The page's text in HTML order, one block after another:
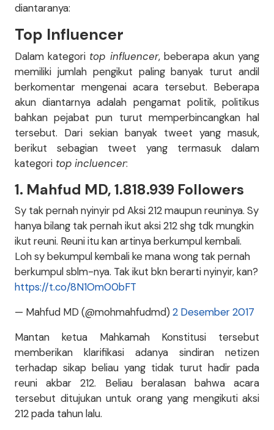
diantaranya:
Top Influencer
Dalam kategori top influencer, beberapa akun yang
memiliki jumlah pengikut paling banyak turut andil
berkomentar mengenai acara tersebut. Beberapa
akun diantarnya adalah pengamat politik, politikus
bahkan pejabat pun turut memperbincangkan hal
tersebut. Dari sekian banyak tweet yang masuk,
berikut sebagian tweet yang termasuk dalam
kategori top incluencer:
1. Mahfud MD, 1.818.939 Followers
Sy tak pernah nyinyir pd Aksi 212 maupun reuninya. Sy
hanya bilang tak pernah ikut aksi 212 shg tdk mungkin
ikut reuni. Reuni itu kan artinya berkumpul kembali.
Loh sy bekumpul kembali ke mana wong tak pernah
berkumpul sblm-nya. Tak ikut bkn berarti nyinyir, kan?
https://t.co/8N1Om00bFT
— Mahfud MD (@mohmahfudmd) 2 Desember 2017
Mantan ketua Mahkamah Konstitusi tersebut
memberikan klarifikasi adanya sindiran netizen
terhadap sikap beliau yang tidak turut hadir pada
reuni akbar 212. Beliau beralasan bahwa acara
tersebut ditujukan untuk orang yang mengikuti aksi
212 pada tahun lalu.